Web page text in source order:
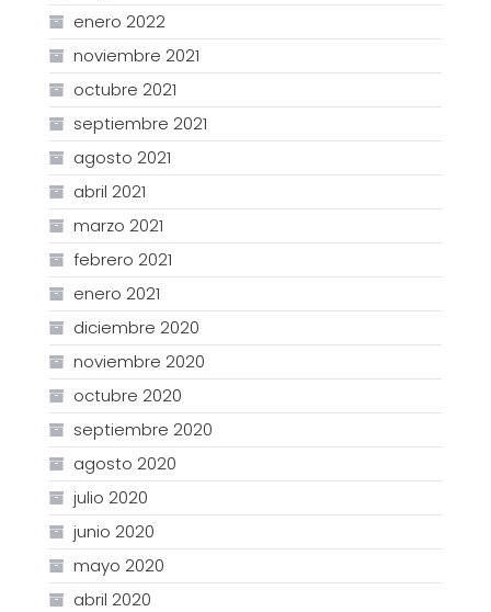
enero 2022
noviembre 2021
octubre 2021
septiembre 2021
agosto 2021
abril 2021
marzo 2021
febrero 2021
enero 2021
diciembre 2020
noviembre 2020
octubre 2020
septiembre 2020
agosto 2020
julio 2020
junio 2020
mayo 2020
abril 2020